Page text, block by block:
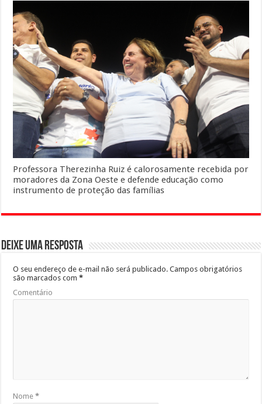
Professora Therezinha Ruiz é calorosamente recebida por
moradores da Zona Oeste e defende educação como
instrumento de proteção das famílias
Deixe uma resposta
O seu endereço de e-mail não será publicado. Campos obrigatórios
são marcados com*
Comentário
Nome*